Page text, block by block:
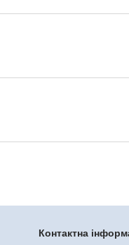
Контактна